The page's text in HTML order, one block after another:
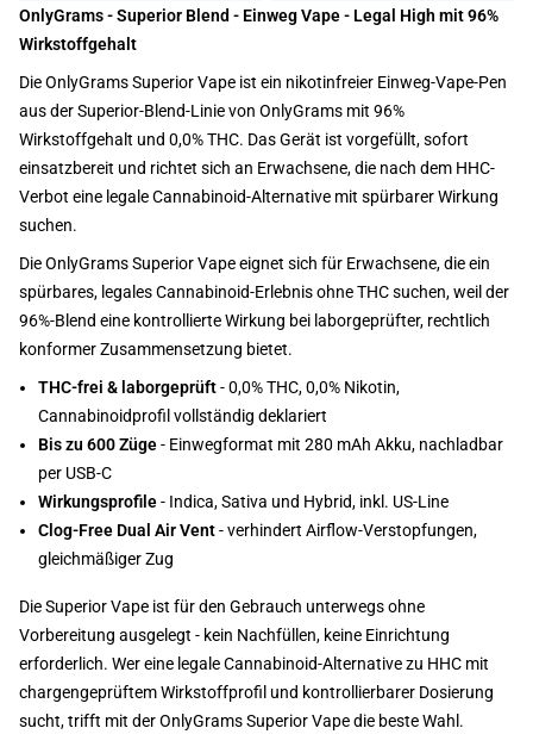
OnlyGrams - Superior Blend - Einweg Vape - Legal High mit 96%
Wirkstoffgehalt
Die OnlyGrams Superior Vape ist ein nikotinfreier Einweg-Vape-Pen
aus der Superior-Blend-Linie von OnlyGrams mit 96%
Wirkstoffgehalt und 0,0% THC. Das Gerät ist vorgefüllt, sofort
einsatzbereit und richtet sich an Erwachsene, die nach dem HHC-
Verbot eine legale Cannabinoid-Alternative mit spürbarer Wirkung
suchen.
Die OnlyGrams Superior Vape eignet sich für Erwachsene, die ein
spürbares, legales Cannabinoid-Erlebnis ohne THC suchen, weil der
96%-Blend eine kontrollierte Wirkung bei laborgeprüfter, rechtlich
konformer Zusammensetzung bietet.
THC-frei & laborgeprüft- 0,0% THC, 0,0% Nikotin,
Cannabinoidprofil vollständig deklariert
Bis zu 600 Züge- Einwegformat mit 280 mAh Akku, nachladbar
per USB-C
Wirkungsprofile- Indica, Sativa und Hybrid, inkl. US-Line
Clog-Free Dual Air Vent- verhindert Airflow-Verstopfungen,
gleichmäßiger Zug
Die Superior Vape ist für den Gebrauch unterwegs ohne
Vorbereitung ausgelegt - kein Nachfüllen, keine Einrichtung
erforderlich. Wer eine legale Cannabinoid-Alternative zu HHC mit
chargengeprüftem Wirkstoffprofil und kontrollierbarer Dosierung
sucht, trifft mit der OnlyGrams Superior Vape die beste Wahl.